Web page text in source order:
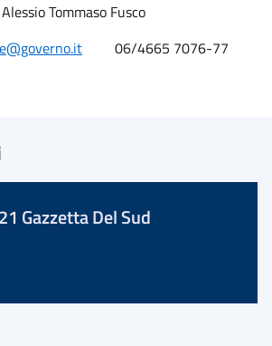
Tommaso Fusco
06/4665 7076-77
Gazzetta Del Sud